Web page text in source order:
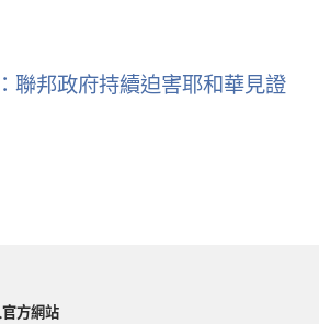
聯邦政府持續迫害耶和華見證
方網站